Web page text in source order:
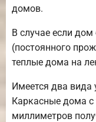
домов.
В случае если
(постоянного
теплые дома на
Имеется два вида
Каркасные дома с
миллиметров